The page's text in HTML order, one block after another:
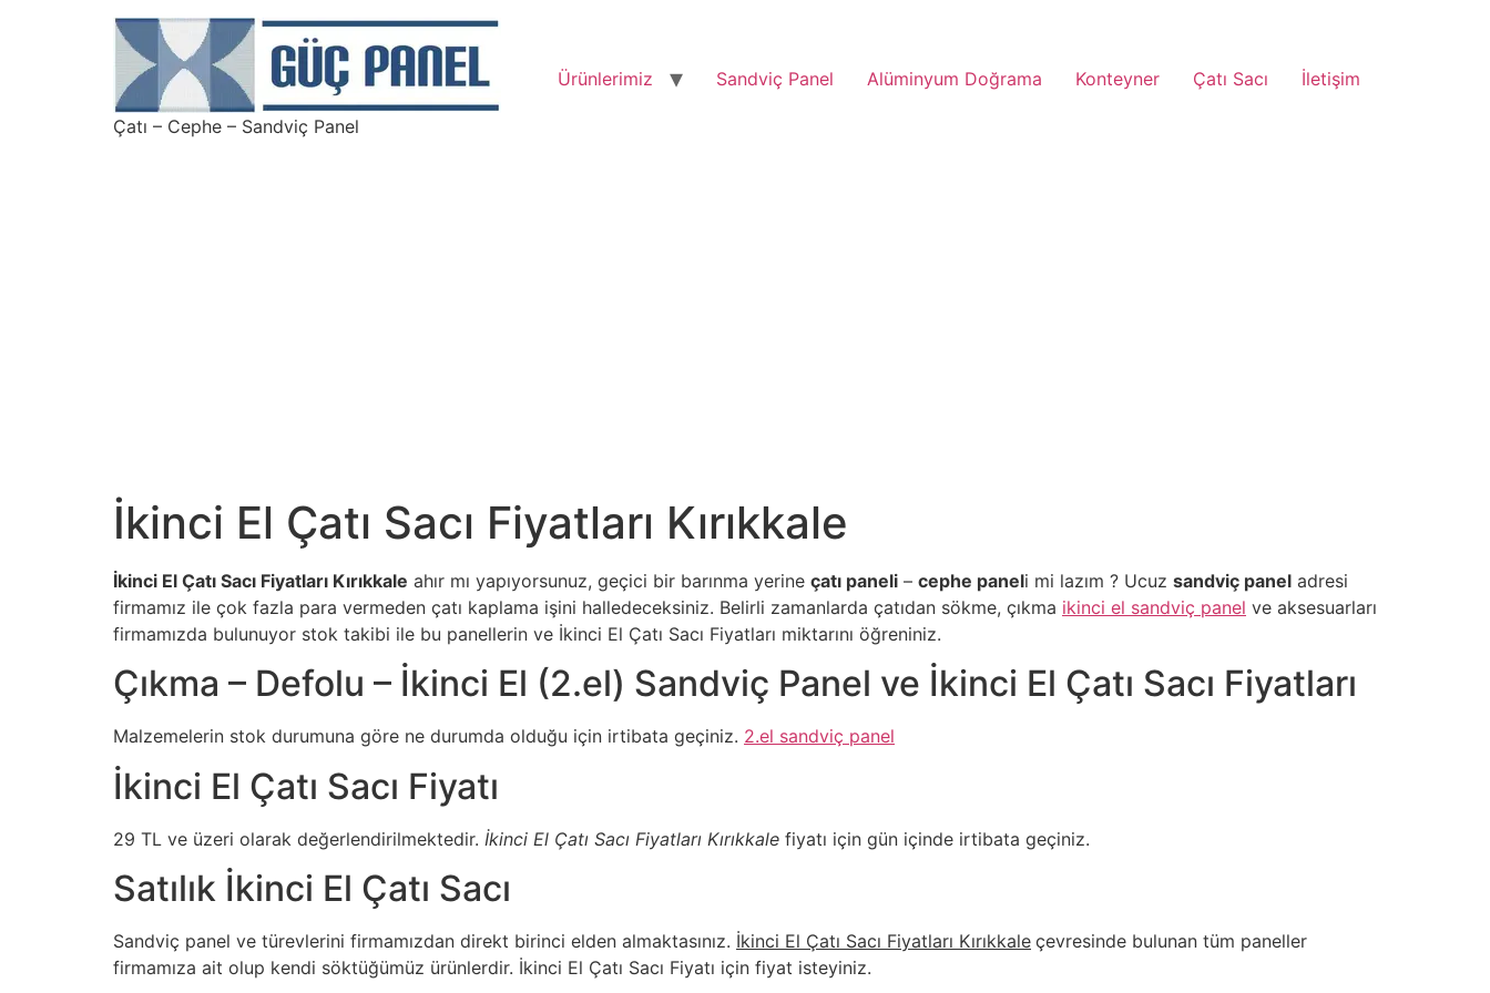
Çatı – Cephe – Sandviç Panel
Ürünlerimiz Sandviç Panel Alüminyum Doğrama Konteyner Çatı Sacı İletişim
İkinci El Çatı Sacı Fiyatları Kırıkkale
İkinci El Çatı Sacı Fiyatları Kırıkkale ahır mı yapıyorsunuz, geçici bir barınma yerine çatı paneli – cephe paneli mi lazım ? Ucuz sandviç panel adresi
firmamız ile çok fazla para vermeden çatı kaplama işini halledeceksiniz. Belirli zamanlarda çatıdan sökme, çıkma ikinci el sandviç panel ve aksesuarları
firmamızda bulunuyor stok takibi ile bu panellerin ve İkinci El Çatı Sacı Fiyatları miktarını öğreniniz.
Çıkma – Defolu – İkinci El (2.el) Sandviç Panel ve İkinci El Çatı Sacı Fiyatları
Malzemelerin stok durumuna göre ne durumda olduğu için irtibata geçiniz. 2.el sandviç panel
İkinci El Çatı Sacı Fiyatı
29 TL ve üzeri olarak değerlendirilmektedir. İkinci El Çatı Sacı Fiyatları Kırıkkale fiyatı için gün içinde irtibata geçiniz.
Satılık İkinci El Çatı Sacı
Sandviç panel ve türevlerini firmamızdan direkt birinci elden almaktasınız. İkinci El Çatı Sacı Fiyatları Kırıkkale çevresinde bulunan tüm paneller
firmamıza ait olup kendi söktüğümüz ürünlerdir. İkinci El Çatı Sacı Fiyatı için fiyat isteyiniz.